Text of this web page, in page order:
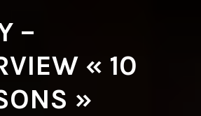
–
« 10
»